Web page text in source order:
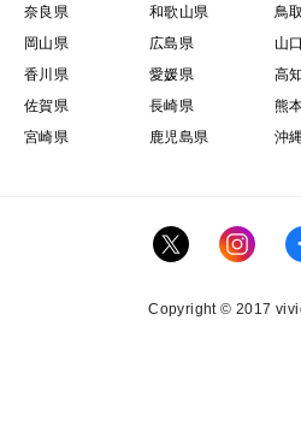
奈良県
和歌山県 鳥
岡山県
広島県 山
香川県
愛媛県 高
佐賀県
長崎県 熊
宮崎県
鹿児島県 沖
Copyright © 2017